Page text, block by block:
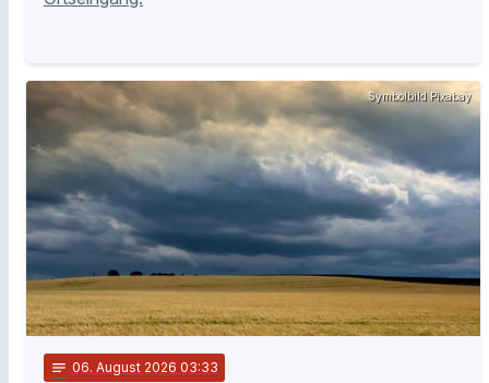
Symbolbild Pixabay
notes 06. August 2026 03:33